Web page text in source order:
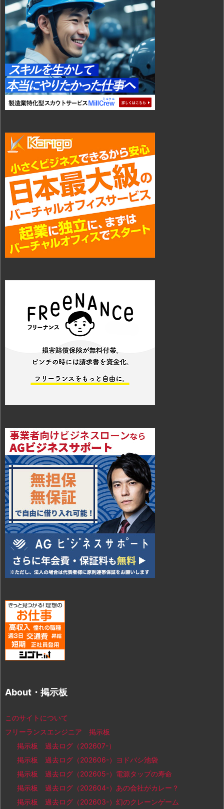
About・掲示板
このサイトについて
フリーランスエンジニア 掲示板
掲示板 過去ログ（202607-）
掲示板 過去ログ（202606-）ヨドバシ池袋
掲示板 過去ログ（202605-）電源タップの寿命
掲示板 過去ログ（202604-）あの会社がカレー？
掲示板 過去ログ（202603-）幻のクレーンゲーム